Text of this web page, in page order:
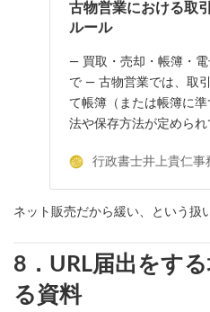
古物営業における取
ルール
― 買取・売却・帳簿・
で ― 古物営業では、取
て帳簿（または帳簿に
法や保存方法が定めら
行政書士井上貴仁事
ネット販売だから緩い、という扱
8．URL届出をす
る資料